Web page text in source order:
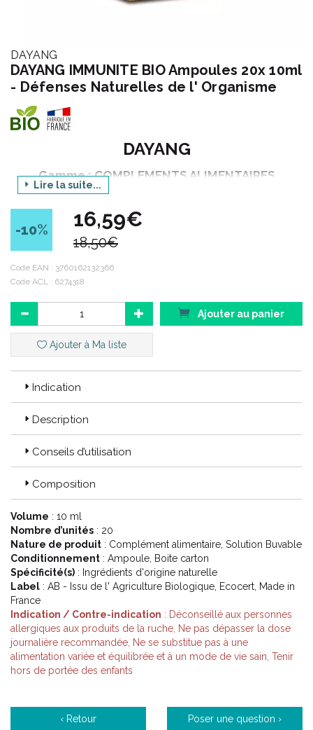
DAYANG
DAYANG IMMUNITE BIO Ampoules 20x 10ml
- Défenses Naturelles de l' Organisme
DAYANG
Gamme : COMPLEMENTS ALIMENTAIRES
Déclinaison : BIO
Produit : IMMUNITE AMPOULES
Conditionnement : 20 ampoules de 10 ml
Laboratoire français dont les produits sont exclusivement
distribués en pharmacie, Dayang puise son inspiration dans la
nature pour rendre le bien-être accessible à tous.
Code ACL : 6274318
Lire la suite...
-10% 16,59€
18,50€
Code EAN : 3760162132366
Code ACL : 6274318
Ajouter au panier
Ajouter à Ma liste
Indication
Description
Conseils d’utilisation
Composition
Volume : 10 ml
Nombre d’unités : 20
Nature de produit : Complément alimentaire, Solution Buvable
Conditionnement : Ampoule, Boite carton
Spécificité(s) : Ingrédients d'origine naturelle
Label : AB - Issu de l' Agriculture Biologique, Ecocert, Made in
France
Indication / Contre-indication : Déconseillé aux personnes
allergiques aux produits de la ruche, Ne pas dépasser la dose
journalière recommandée, Ne se substitue pas à une
alimentation variée et équilibrée et à un mode de vie sain, Tenir
hors de portée des enfants
‹ Retour Poser une question ›